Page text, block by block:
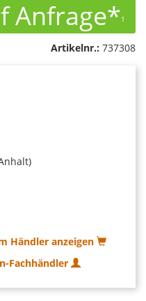
Anfrage*1
Artikelnr.: 737308
Händler anzeigen
Fachhändler